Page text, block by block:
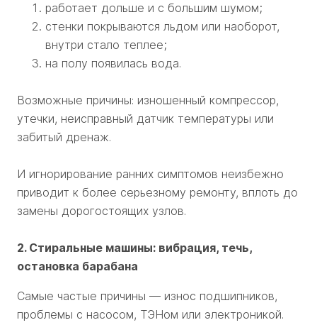
работает дольше и с большим шумом;
стенки покрываются льдом или наоборот,
внутри стало теплее;
на полу появилась вода.
Возможные причины: изношенный компрессор,
утечки, неисправный датчик температуры или
забитый дренаж.
И игнорирование ранних симптомов неизбежно
приводит к более серьезному ремонту, вплоть до
замены дорогостоящих узлов.
2. Стиральные машины: вибрация, течь,
остановка барабана
Самые частые причины — износ подшипников,
проблемы с насосом, ТЭНом или электроникой.